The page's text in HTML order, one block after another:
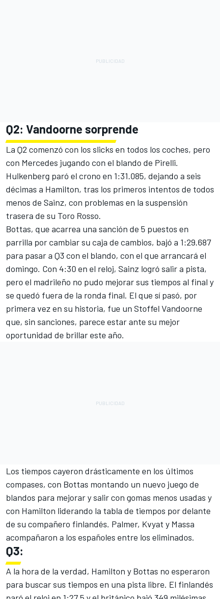
Q2: Vandoorne sorprende
La Q2 comenzó con los slicks en todos los coches, pero
con Mercedes jugando con el blando de Pirelli.
Hulkenberg paró el crono en 1:31.085, dejando a seis
décimas a Hamilton, tras los primeros intentos de todos
menos de Sainz, con problemas en la suspensión
trasera de su Toro Rosso.
Bottas, que acarrea una sanción de 5 puestos en
parrilla por cambiar su caja de cambios, bajó a 1:29.687
para pasar a Q3 con el blando, con el que arrancará el
domingo. Con 4:30 en el reloj, Sainz logró salir a pista,
pero el madrileño no pudo mejorar sus tiempos al final y
se quedó fuera de la ronda final. El que sí pasó, por
primera vez en su historia, fue un Stoffel Vandoorne
que, sin sanciones, parece estar ante su mejor
oportunidad de brillar este año.
Los tiempos cayeron drásticamente en los últimos
compases, con Bottas montando un nuevo juego de
blandos para mejorar y salir con gomas menos usadas y
con Hamilton liderando la tabla de tiempos por delante
de su compañero finlandés. Palmer, Kvyat y Massa
acompañaron a los españoles entre los eliminados.
Q3:
A la hora de la verdad, Hamilton y Bottas no esperaron
para buscar sus tiempos en una pista libre. El finlandés